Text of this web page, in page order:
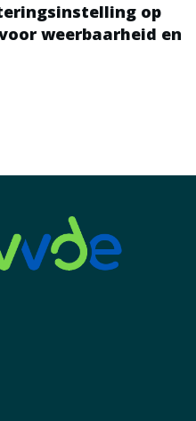
op
weerbaarheid en